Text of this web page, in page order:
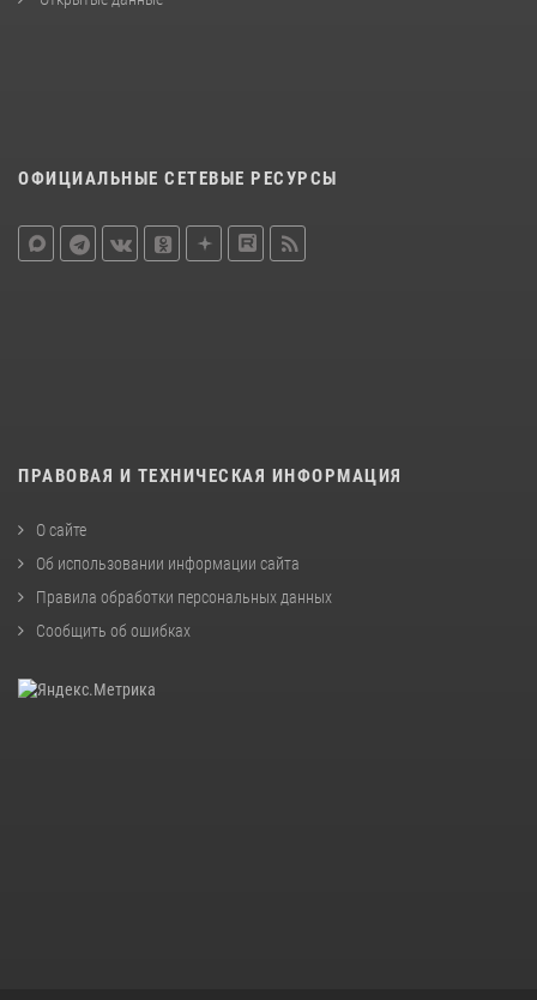
ОФИЦИАЛЬНЫЕ СЕТЕВЫЕ РЕСУРСЫ
ПРАВОВАЯ И ТЕХНИЧЕСКАЯ ИНФОРМАЦИЯ
О сайте
Об использовании информации сайта
Правила обработки персональных данных
Сообщить об ошибках